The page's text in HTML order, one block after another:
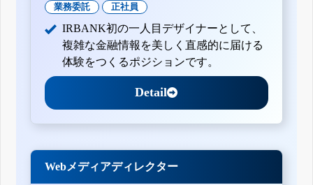
業務委託 正社員
IRBANK初の一人目デザイナーとして、
複雑な金融情報を美しく直感的に届ける
体験をつくるポジションです。
Detail
Webメディアディレクター